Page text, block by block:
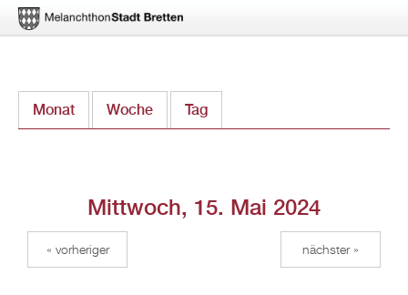
zum
Monat Woche Tag
Mittwoch, 15. Mai 2024
« vorheriger nächster »